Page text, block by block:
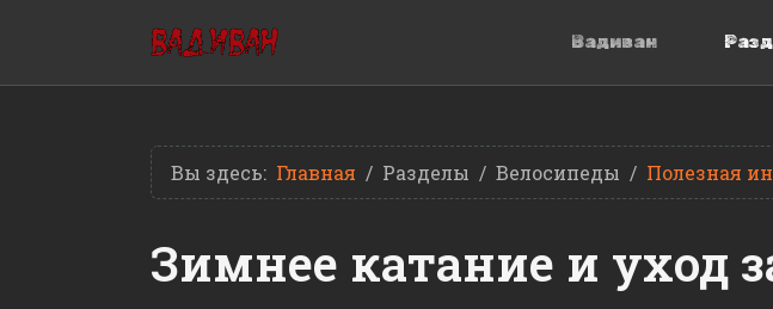
Вадиван
Вы здесь: Главная Разделы Велосипеды Полезная
Зимнее катание и уход